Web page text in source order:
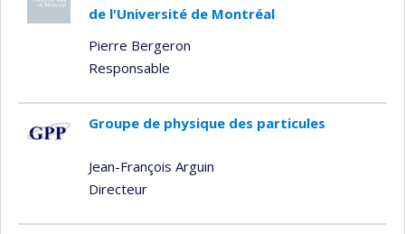
de l'Université de Montréal
Pierre Bergeron
Responsable
Groupe de physique des particules
Jean-François Arguin
Directeur